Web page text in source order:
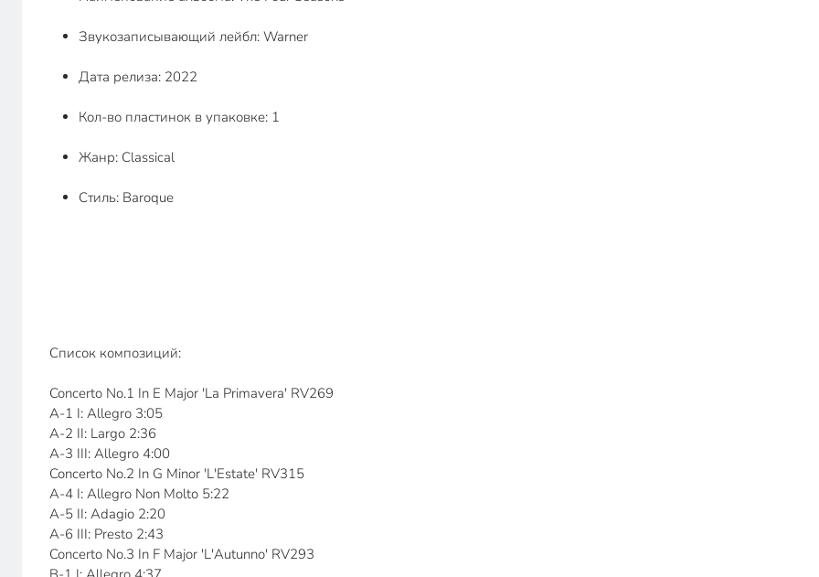
Звукозаписывающий лейбл: Warner
Дата релиза: 2022
Кол-во пластинок в упаковке: 1
Жанр: Classical
Стиль: Baroque
Список композиций:
Concerto No.1 In E Major 'La Primavera' RV269
A-1 I: Allegro 3:05
A-2 II: Largo 2:36
A-3 III: Allegro 4:00
Concerto No.2 In G Minor 'L'Estate' RV315
A-4 I: Allegro Non Molto 5:22
A-5 II: Adagio 2:20
A-6 III: Presto 2:43
Concerto No.3 In F Major 'L'Autunno' RV293